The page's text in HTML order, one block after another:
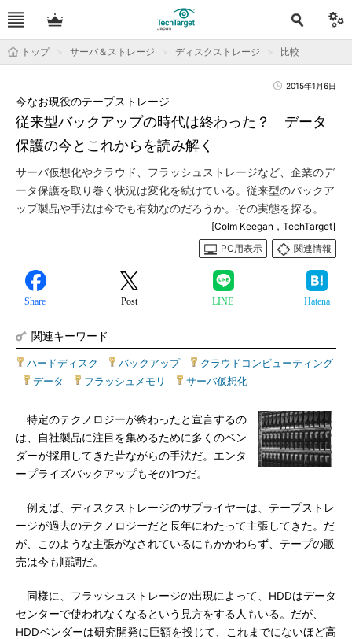
トップ サーバ＆ストレージ ディスクストレージ 比較
2015年1月6日
従来型バックアップの時代は終わった？ データ
保護の今とこれからを読み解く
今なお現役のテープストレージ
サーバ仮想化やクラウド、フラッシュストレージなど、企業のデ
ータ保護を取り巻く状況は変化を続けている。従来型のバックア
ップ製品や手法は今でも有効なのだろうか。その実態を探る。
[Colm Keegan，TechTarget]
PC用表示
関連情報
Share Post LINE Hatena
関連キーワード
ハードディスク バックアップ|
クラウドコンピューティング
データ フラッシュメモリ サーバ仮想化
特定のテクノロジーが終わったと宣言するの
は、自社製品に注目を集めるために多くのベン
ダーが採用してきた昔ながらの手法だ。エンタ
ープライズバックアップもその1つだ。
例えば、ディスクストレージのサプライヤーは、テープストレ
ージが過去のテクノロジーだと長年にわたって主張してきた。だ
が、このような主張がなされているにもかかわらず、テープの販
売は今も順調だ。
同様に、フラッシュストレージの出現によって、HDDはデータ
センターで使われなくなるという見方をする人もいる。だが、
HDDベンダーは研究開発に巨額を投じて、これまでにないほど高